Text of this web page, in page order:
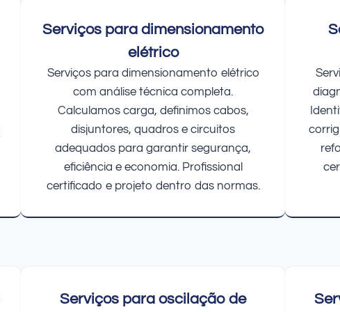
Serviços para dimensionamento
elétrico
Serviços para dimensionamento elétrico
com análise técnica completa.
Calculamos carga, definimos cabos,
disjuntores, quadros e circuitos
adequados para garantir segurança,
eficiência e economia. Profissional
certificado e projeto dentro das normas.
Serviços para oscilação de